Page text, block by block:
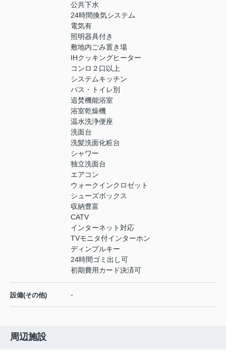
公共下水
24時間換気システム
電気有
照明器具付き
敷地内ごみ置き場
IHクッキングヒーター
コンロ２口以上
システムキッチン
バス・トイレ別
追焚機能浴室
浴室乾燥機
温水洗浄便座
洗面台
洗髪洗面化粧台
シャワー
独立洗面台
エアコン
ウォークインクロゼット
シューズボックス
収納豊富
CATV
インターネット対応
TVモニタ付インターホン
ディンプルキー
24時間ゴミ出し可
初期費用カード決済可
設備(その他) -
周辺施設